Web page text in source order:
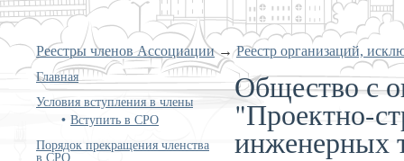
Реестры членов Ассоциации→Реестр организаций,
Главная
Условия вступления в члены
Вступить в СРО
Порядок прекращения членства
в СРО
Общество с
"Проектно-
инженерных